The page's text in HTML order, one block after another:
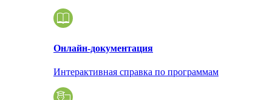
Онлайн-документация
Интерактивная справка по программам